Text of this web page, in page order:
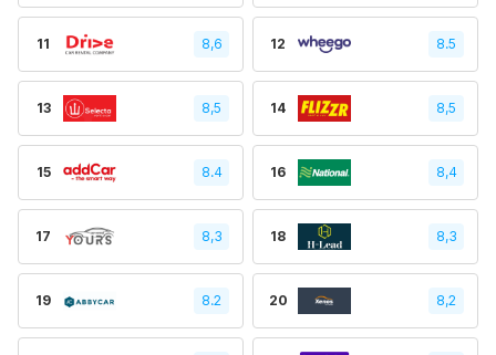
11 8,6 12 8.5
13 8,5 14 8,5
15 8.4 16 8,4
17 8,3 18 8,3
19 8.2 20 8,2